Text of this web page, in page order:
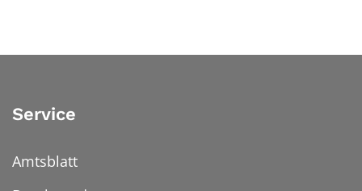
Service
Amtsblatt